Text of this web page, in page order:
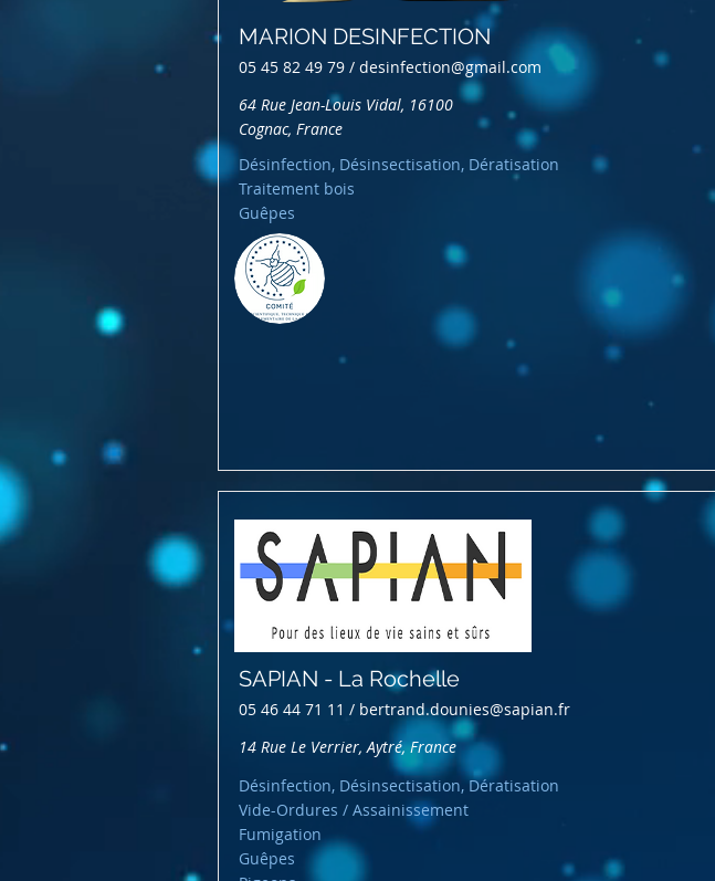
MARION DESINFECTION
05 45 82 49 79 / desinfection@gmail.com
64 Rue Jean-Louis Vidal, 16100
Cognac, France
Désinfection, Désinsectisation, Dératisation
Traitement bois
Guêpes
SAPIAN - La Rochelle
05 46 44 71 11 / bertrand.dounies@sapian.fr
14 Rue Le Verrier, Aytré, France
Désinfection, Désinsectisation, Dératisation
Vide-Ordures / Assainissement
Fumigation
Guêpes